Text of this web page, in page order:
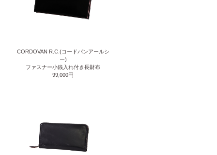
CORDOVAN R.C.(コードバンアールシ
ー)
ファスナー小銭入れ付き長財布
99,000円